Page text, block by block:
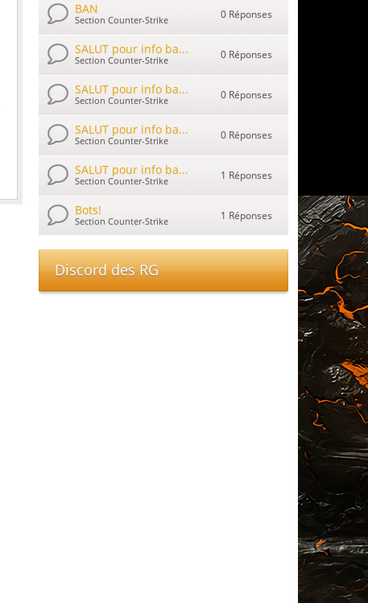
BAN
Section Counter-Strike 0 Réponses
SALUT pour info ba...
Section Counter-Strike 0 Réponses
SALUT pour info ba...
Section Counter-Strike 0 Réponses
SALUT pour info ba...
Section Counter-Strike 0 Réponses
SALUT pour info ba...
Section Counter-Strike 1 Réponses
Bots!
Section Counter-Strike 1 Réponses
Discord des RG